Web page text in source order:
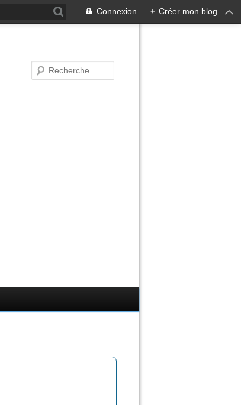
Connexion + Créer mon blog